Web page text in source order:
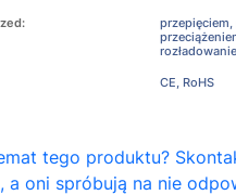
CE, RoHS
tego produktu?
a oni spróbują na nie